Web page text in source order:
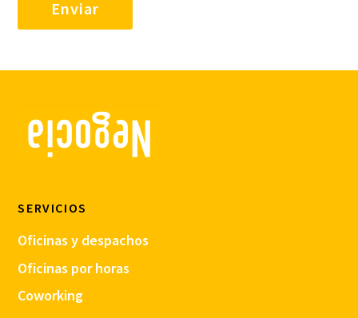
SERVICIOS
Oficinas y despachos
Oficinas por horas
Coworking